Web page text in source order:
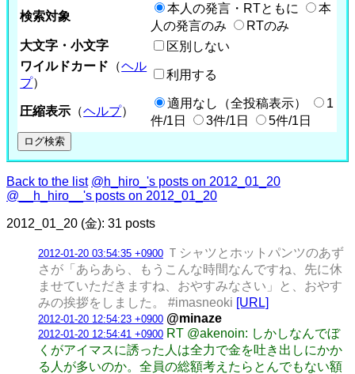
検索対象
本人の発言・RTともに
本
人の発言のみ
RTのみ
大文字・小文字
区別しない
ワイルドカード （ヘル
プ）
利用する
圧縮表示 （ヘルプ）
適用なし（全投稿表示）
1
件/1日
3件/1日 5件/1日
Back to the list @h_hiro_'s posts on 2012_01_20
@__h_hiro__'s posts on 2012_01_20
2012_01_20 (金): 31 posts
2012-01-20 03:54:35 +0900 Ｔシャツとホットパンツのあず
さが「あらあら、もうこんな時間なんですね、先に休
ませていただきますね、おやすみなさい」と、おやす
みの挨拶をしました。 #imasneoki [URL]
2012-01-20 12:54:23 +0900 @minaze
2012-01-20 12:54:41 +0900 RT @akenoin: しかしなんでぼ
くがアイマスに誘った人は全力で金を吐き出しにかか
る人が多いのか。全員の総額考えたらとんでもない額